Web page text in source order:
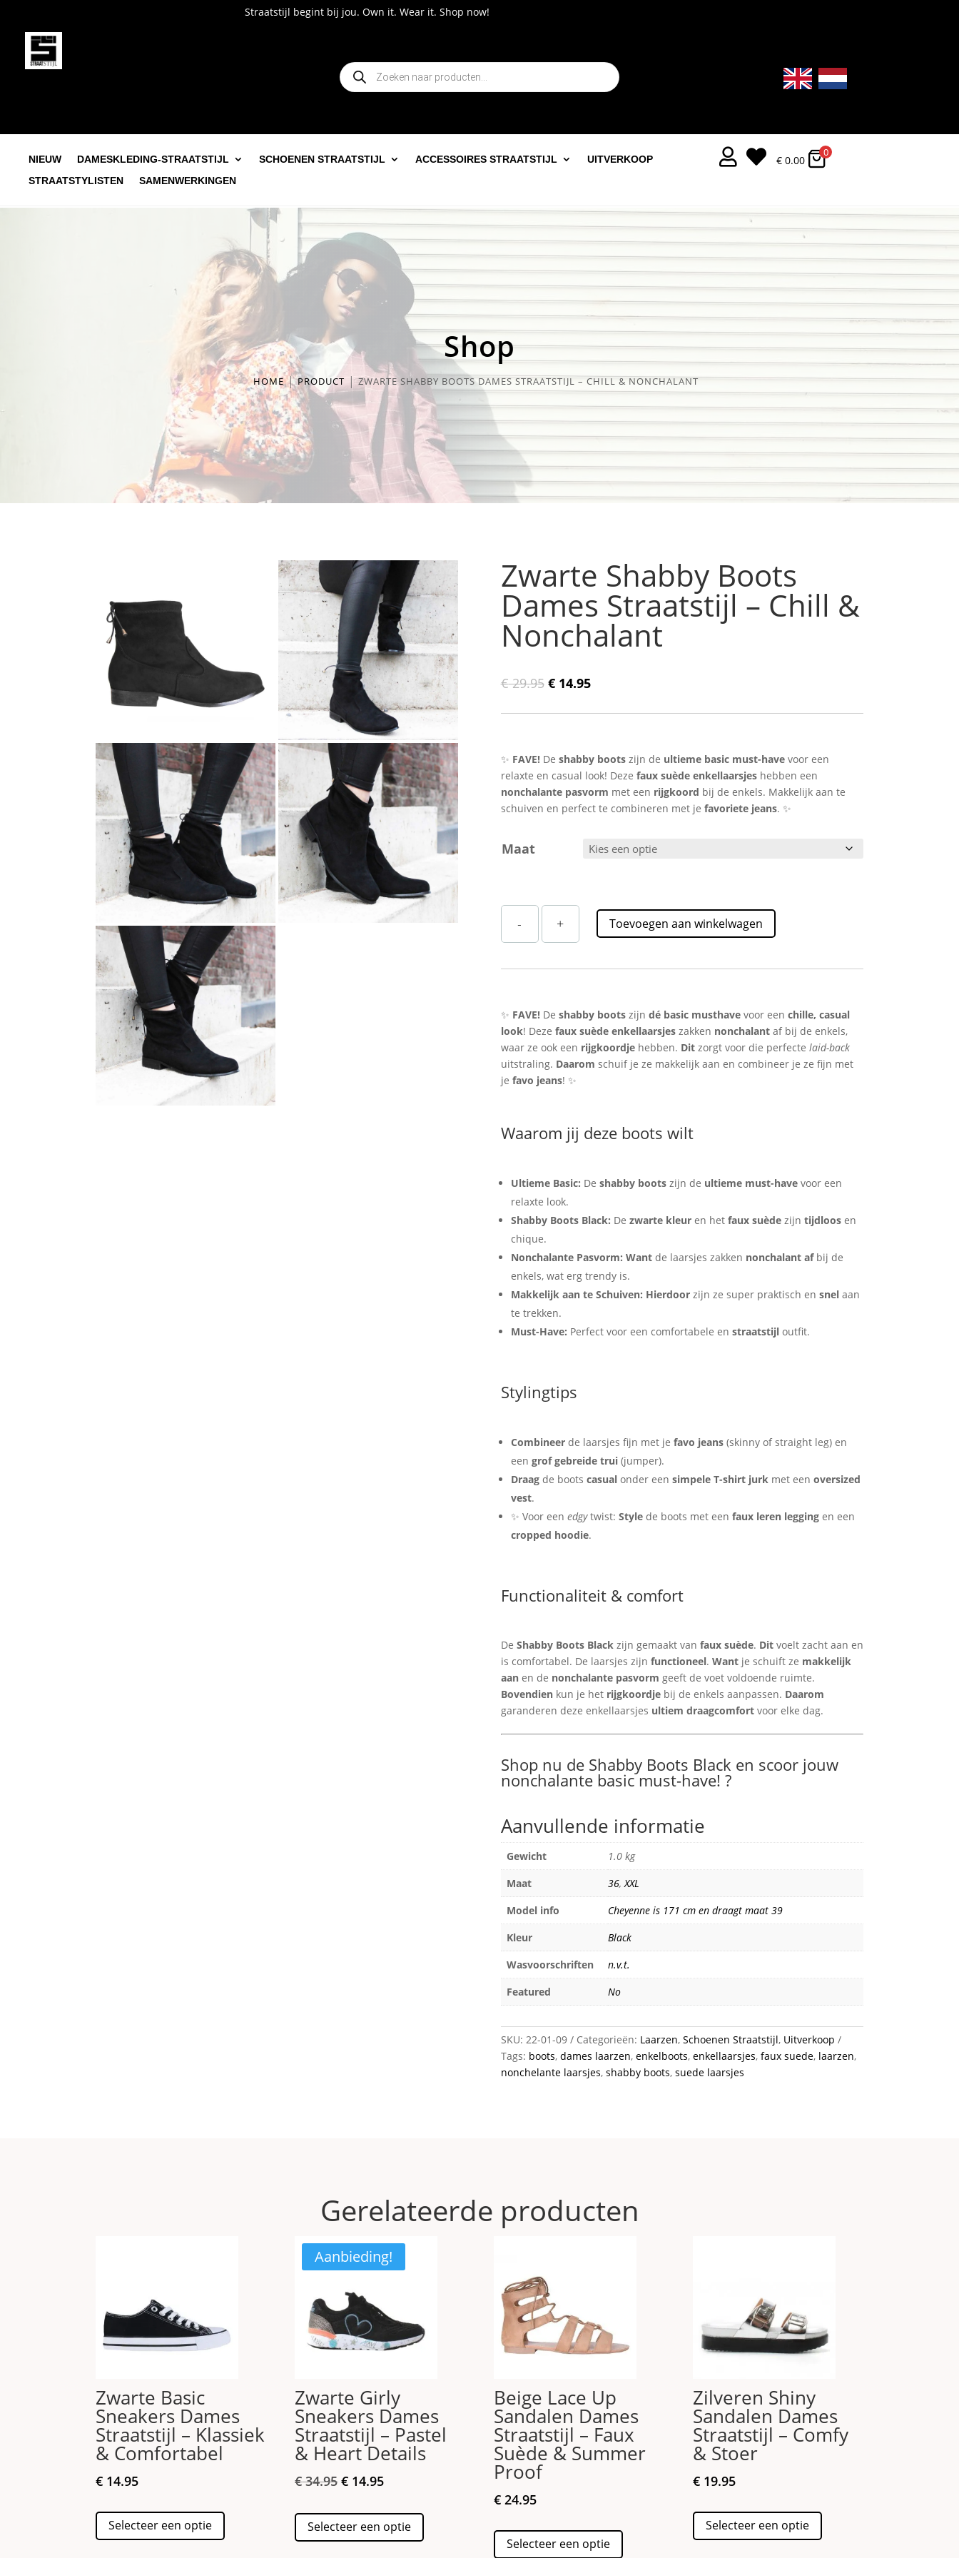
Straatstijl begint bij jou. Own it. Wear it. Shop now!
Producten
zoeken
NIEUW DAMESKLEDING-STRAATSTIJL SCHOENEN STRAATSTIJL ACCESSOIRES STRAATSTIJL
UITVERKOOP
STRAATSTYLISTEN
SAMENWERKINGEN
  € 0.00
0
Shop
HOME PRODUCT ZWARTE SHABBY BOOTS DAMES STRAATSTIJL – CHILL & NONCHALANT
Zwarte Shabby Boots
Dames Straatstijl – Chill &
Nonchalant
€29.95 Oorspronkelijke
was:
€14.95Huidige
is:
✨ FAVE!De shabby bootszijn de ultieme basic must-havevoor een
relaxte en casual look! Deze faux suède enkellaarsjeshebben een
nonchalante pasvorm met een rijgkoord bij de enkels. Makkelijk aan te
schuiven en perfect te combineren met je favoriete jeans. ✨
Maat
-
Zwarte
Shabby
Boots
Chill
&
Nonchalant
aantal
+ Toevoegen aan winkelwagen
✨ FAVE!De shabby bootszijn dé basic musthavevoor een chille, casual
look! Deze faux suède enkellaarsjeszakken nonchalantaf bij de enkels,
waar ze ook een rijgkoordjehebben. Ditzorgt voor die perfecte laid-back
uitstraling. Daarom schuif je ze makkelijk aan en combineer je ze fijn met
je favo jeans! ✨
Waarom jij deze boots wilt
Ultieme Basic: De shabby bootszijn de ultieme must-havevoor een
relaxte look.
Shabby Boots Black: De zwarte kleuren het faux suèdezijn tijdloosen
chique.
Nonchalante Pasvorm: Wantde laarsjes zakken nonchalant afbij de
enkels, wat erg trendy is.
Makkelijk aan te Schuiven: Hierdoorzijn ze super praktisch en snelaan
te trekken.
Must-Have: Perfect voor een comfortabele en straatstijloutfit.
Stylingtips
Combineerde laarsjes fijn met je favo jeans(skinny of straight leg) en
een grof gebreide trui(jumper).
Draagde boots casualonder een simpele T-shirt jurkmet een oversized
vest.
✨ Voor een edgytwist: Stylede boots met een faux leren leggingen een
cropped hoodie.
Functionaliteit & comfort
De Shabby Boots Blackzijn gemaakt van faux suède. Ditvoelt zacht aan en
is comfortabel. De laarsjes zijn functioneel. Wantje schuift ze makkelijk
aanen de nonchalante pasvorm geeft de voet voldoende ruimte.
Bovendienkun je het rijgkoordjebij de enkels aanpassen. Daarom
garanderen deze enkellaarsjes ultiem draagcomfortvoor elke dag.
Shop nu de Shabby Boots Black en scoor jouw
nonchalante basic must-have! ?
Aanvullende informatie
Gewicht
1.0 kg
Maat
36, XXL
Model info
Cheyenne is 171 cm en draagt maat 39
Kleur
Black
Wasvoorschriften
n.v.t.
Featured
No
SKU: 22-01-09 Categorieën: Laarzen, Schoenen Straatstijl, Uitverkoop
Tags: boots, dames laarzen, enkelboots, enkellaarsjes, faux suede, laarzen,
nonchelante laarsjes, shabby boots, suede laarsjes
Gerelateerde producten
Zwarte Basic
Sneakers Dames
Straatstijl – Klassiek
& Comfortabel
€ 14.95
Selecteer een optie
Aanbieding!
Zwarte Girly
Sneakers Dames
Straatstijl – Pastel
& Heart Details
€34.95Oorspronkelijke
was:
€ 34.95.
€ 14.95Huidige
is:
€ 14.95.
Selecteer een optie
Beige Lace Up
Sandalen Dames
Straatstijl – Faux
Suède & Summer
Proof
€ 24.95
Selecteer een optie
Zilveren Shiny
Sandalen Dames
Straatstijl – Comfy
& Stoer
€ 19.95
Selecteer een optie